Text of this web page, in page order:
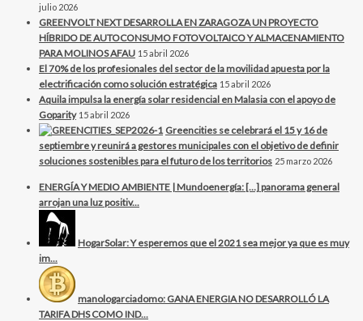
julio 2026
GREENVOLT NEXT DESARROLLA EN ZARAGOZA UN PROYECTO
HÍBRIDO DE AUTOCONSUMO FOTOVOLTAICO Y ALMACENAMIENTO
PARA MOLINOS AFAU 15 abril 2026
El 70% de los profesionales del sector de la movilidad apuesta por la
electrificación como solución estratégica 15 abril 2026
Aquila impulsa la energía solar residencial en Malasia con el apoyo de
Goparity 15 abril 2026
Greencities se celebrará el 15 y 16 de
septiembre y reunirá a gestores municipales con el objetivo de definir
soluciones sostenibles para el futuro de los territorios 25 marzo 2026
ENERGÍA Y MEDIO AMBIENTE | Mundoenergía: […] panorama general
arrojan una luz positiv...
HogarSolar: Y esperemos que el 2021 sea mejor ya que es muy
im...
manologarciadomo: GANA ENERGIA NO DESARROLLÓ LA
TARIFA DHS COMO IND...